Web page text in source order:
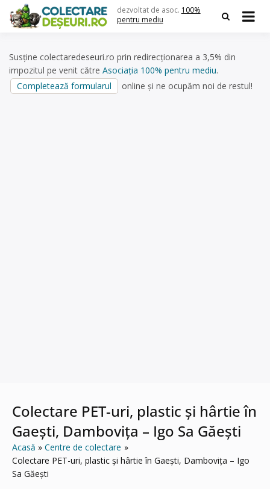
content
dezvoltat de asoc. 100%
pentru mediu
Susține colectaredeseuri.ro prin redirecționarea a 3,5% din
impozitul pe venit către Asociația 100% pentru mediu.
Completează formularul
online și ne ocupăm noi de restul!
Colectare PET-uri, plastic și hârtie în
Gaești, Dambovița – Igo Sa Găești
Acasă
Centre de colectare
Colectare PET-uri, plastic și hârtie în Gaești, Dambovița – Igo
Sa Găești